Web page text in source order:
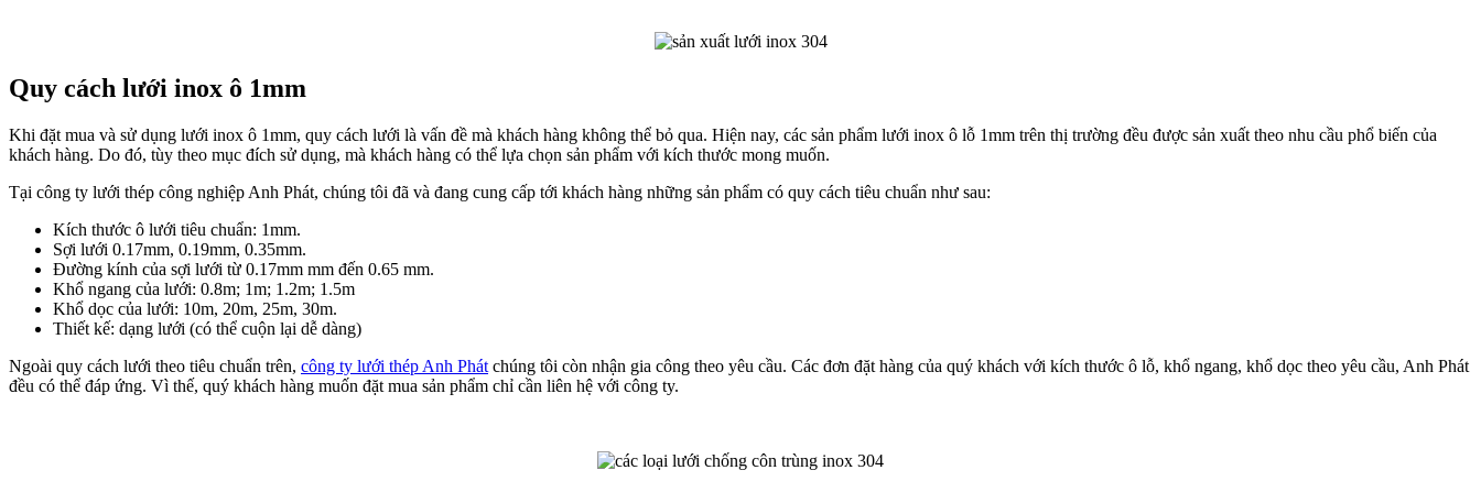
Quy cách lưới inox ô 1mm
Khi đặt mua và sử dụng lưới inox ô 1mm, quy cách lưới là vấn đề mà khách hàng không thể bỏ qua. Hiện nay, các sản phẩm lưới inox ô lỗ 1mm trên thị trường đều được sản xuất theo nhu cầu phổ biến của
khách hàng. Do đó, tùy theo mục đích sử dụng, mà khách hàng có thể lựa chọn sản phẩm với kích thước mong muốn.
Tại công ty lưới thép công nghiệp Anh Phát, chúng tôi đã và đang cung cấp tới khách hàng những sản phẩm có quy cách tiêu chuẩn như sau:
Kích thước ô lưới tiêu chuẩn: 1mm.
Sợi lưới 0.17mm, 0.19mm, 0.35mm.
Đường kính của sợi lưới từ 0.17mm mm đến 0.65 mm.
Khổ ngang của lưới: 0.8m; 1m; 1.2m; 1.5m
Khổ dọc của lưới: 10m, 20m, 25m, 30m.
Thiết kế: dạng lưới (có thể cuộn lại dễ dàng)
Ngoài quy cách lưới theo tiêu chuẩn trên, công ty lưới thép Anh Phát chúng tôi còn nhận gia công theo yêu cầu. Các đơn đặt hàng của quý khách với kích thước ô lỗ, khổ ngang, khổ dọc theo yêu cầu, Anh Phát
đều có thể đáp ứng. Vì thế, quý khách hàng muốn đặt mua sản phẩm chỉ cần liên hệ với công ty.